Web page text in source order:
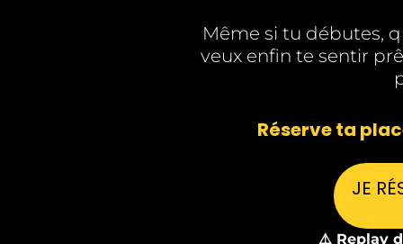
Même si tu débutes,
veux enfin te sentir
Réserve ta
JE
⚠️ Replay